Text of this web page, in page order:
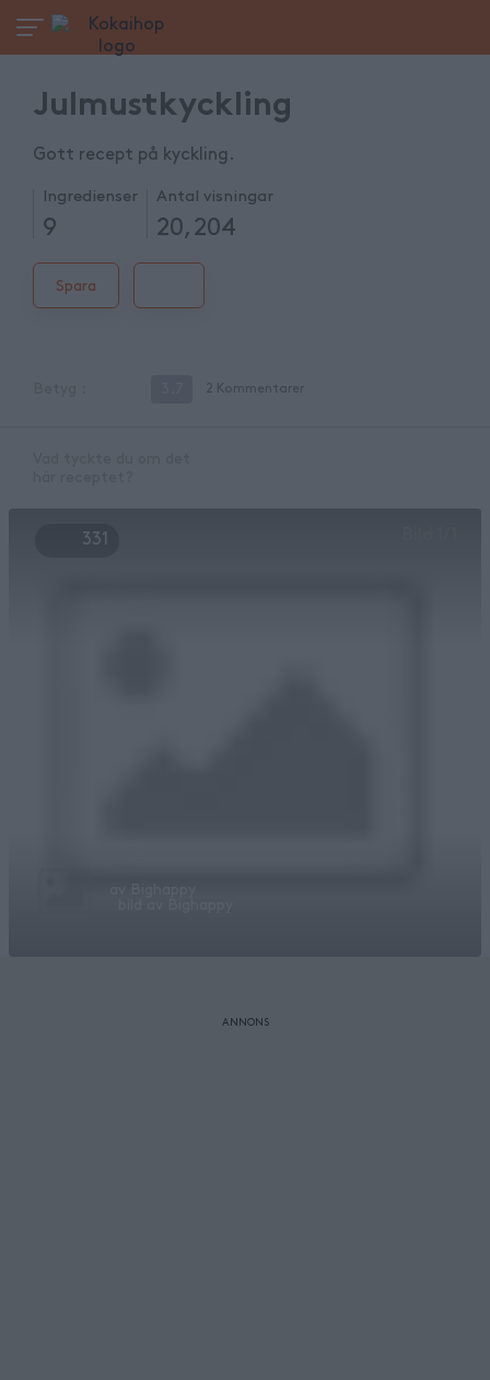
Julmustkyckling
Gott recept på kyckling.
Ingredienser
9
Antal visningar
20,204
Spara
2 Kommentarer
331